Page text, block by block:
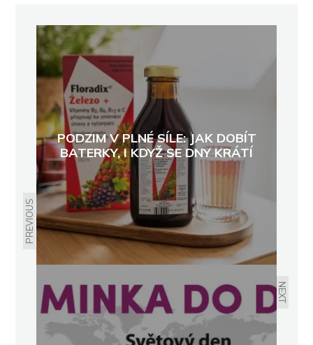
PREVIOUS
PODZIM V PLNÉ SÍLE: JAK DOBÍT
BATERKY, I KDYŽ SE DNY KRÁTÍ
NEXT